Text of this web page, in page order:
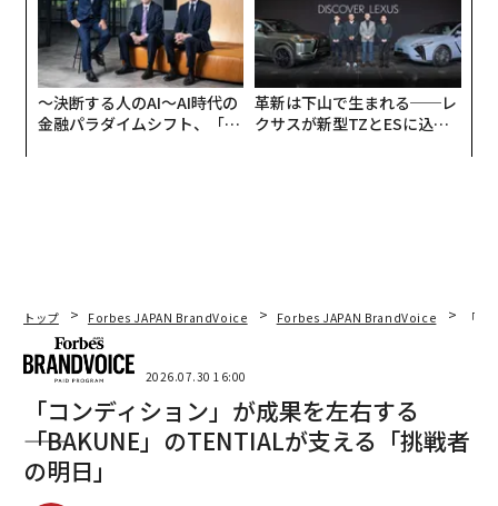
〜決断する人のAI〜AI時代の
金融パラダイムシフト、「超
革新は下山で生まれる──レ
クサスが新型TZとESに込め
トップ Forbes JAPAN BrandVoice Forbes JAPAN BrandVoice 「
2026.07.30 16:00
「コンディション」が成果を左右する
――「BAKUNE」のTENTIALが支える「挑戦者
の明日」